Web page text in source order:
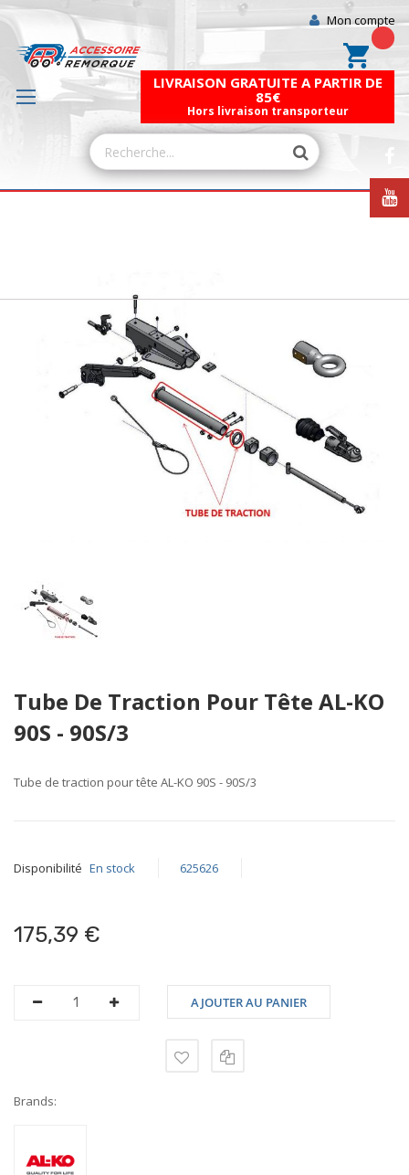
Mon compte
Mon
LIVRAISON GRATUITE A PARTIR DE
85€
Hors livraison transporteur
the
to
beginning
the
Tube De Traction Pour Tête AL-KO
90S - 90S/3
Tube de traction pour tête AL-KO 90S - 90S/3
Disponibilité En stock 625626
175,39 €
AJOUTER AU PANIER
Brands: